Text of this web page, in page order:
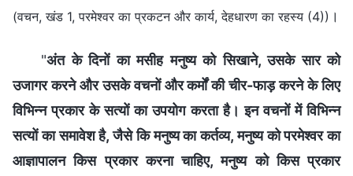
(वचन, खंड 1, परमेश्वर का प्रकटन और कार्य, देहधारण का रहस्य (4)) ।
"अंत के दिनों का मसीह मनुष्य को सिखाने, उसके सार को
उजागर करने और उसके वचनों और कर्मों की चीर-फाड़ करने के लिए
विभिन्न प्रकार के सत्यों का उपयोग करता है। इन वचनों में विभिन्न
सत्यों का समावेश है, जैसे कि मनुष्य का कर्तव्य, मनुष्य को परमेश्वर का
आज्ञापालन किस प्रकार करना चाहिए, मनुष्य को किस प्रकार